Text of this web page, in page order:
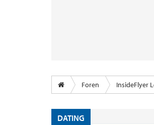
Foren InsideFlyer
DATING